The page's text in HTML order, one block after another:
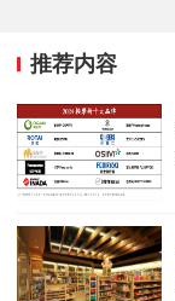
推荐内容